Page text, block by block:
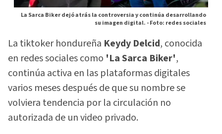
La Sarca Biker dejó atrás la controversia y continúa desarrollando
su imagen digital. -Foto: redes sociales
La tiktoker hondureña Keydy Delcid, conocida
en redes sociales como 'La Sarca Biker',
continúa activa en las plataformas digitales
varios meses después de que su nombre se
volviera tendencia por la circulación no
autorizada de un video privado.